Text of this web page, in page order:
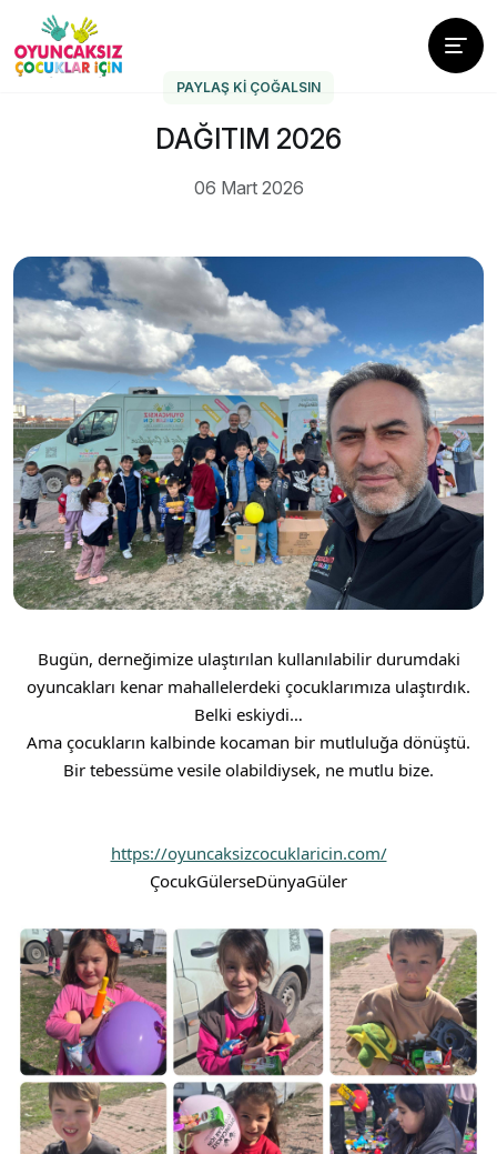
PAYLAŞ KI ÇOĞALSIN
DAĞITIM 2026
06 Mart 2026
Bugün, derneğimize ulaştırılan kullanılabilir durumdaki
oyuncakları kenar mahallelerdeki çocuklarımıza ulaştırdık.
Belki eskiydi…
Ama çocukların kalbinde kocaman bir mutluluğa dönüştü.
Bir tebessüme vesile olabildiysek, ne mutlu bize.
https://oyuncaksizcocuklaricin.com/
ÇocukGülerseDünyaGüler